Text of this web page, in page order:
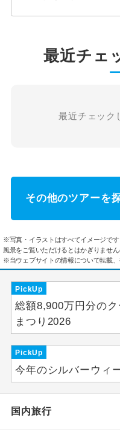
最近チェ
最近チェック
その他のツアーを
※写真・イラストはすべてイメージで
風景をご覧いただけるとはかぎりません
※当ウェブサイトの情報について転載、
PickUp
総額8,900万円分の
まつり2026
PickUp
今年のシルバーウィ
国内旅行